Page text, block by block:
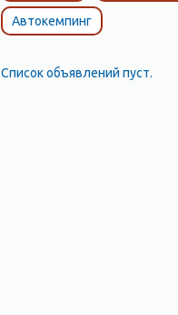
Автокемпинг
Список объявлений пуст.